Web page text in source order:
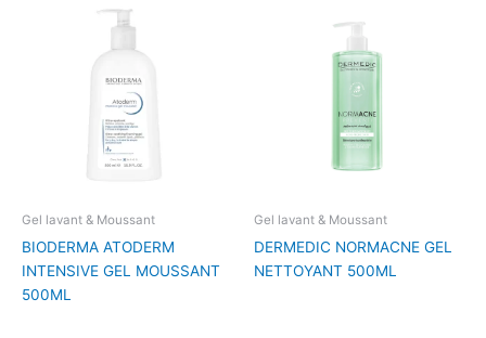
Gel lavant & Moussant
BIODERMA ATODERM
INTENSIVE GEL MOUSSANT
500ML
Gel lavant & Moussant
DERMEDIC NORMACNE GEL
NETTOYANT 500ML